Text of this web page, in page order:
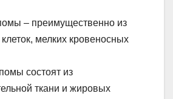
– преимущественно из
мелких кровеносных
состоят из
ткани и жировых